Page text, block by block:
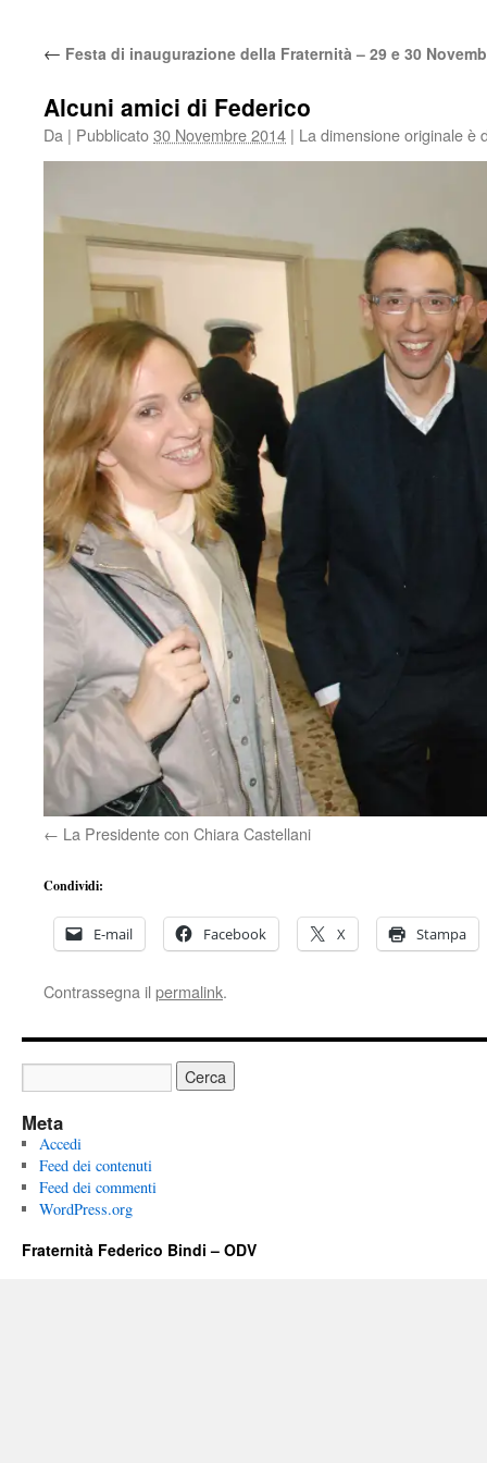
← Festa di inaugurazione della Fraternità – 29 e 30
Alcuni amici di Federico
Da | Pubblicato30 Novembre 2014 | La dimensione originale è
La Presidente con Chiara Castellani
Condividi:
E-mail Facebook X Stampa
Contrassegna il permalink.
Meta
Accedi
Feed dei contenuti
Feed dei commenti
WordPress.org
Fraternità Federico Bindi – ODV